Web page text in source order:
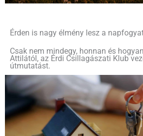
Érden is nagy élmény lesz a
Csak nem mindegy, honnan és
Attilától, az Érdi Csillagászati Klub
útmutatást.